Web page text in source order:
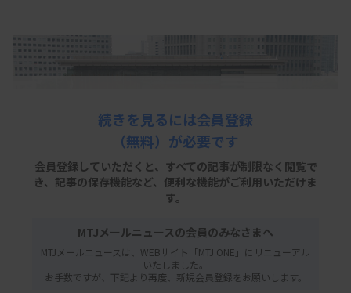
続きを見るには会員登録
（無料）が必要です
会員登録していただくと、すべての記事が制限なく閲覧で
き、 記事の保存機能など、便利な機能がご利用いただけま
す。
MTJメールニュースの会員のみなさまへ
MTJメールニュースは、WEBサイト「MTJ ONE」にリニューアル
いたしました。
お手数ですが、下記より再度、新規会員登録をお願いします。